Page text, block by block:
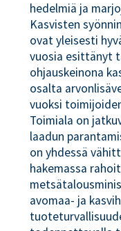
hedelmiä ja
Kasvisten
ovat yleisesti
vuosia esittänyt
ohjauskeinona
osalta
vuoksi
Toimiala on
laadun
on yhdessä
hakemassa
avomaa- ja